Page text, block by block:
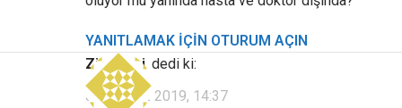
YANITLAMAK IÇIN OTURUM AÇIN
Ziyaretçi dedi ki:
3 Temmuz 2019, 14:37